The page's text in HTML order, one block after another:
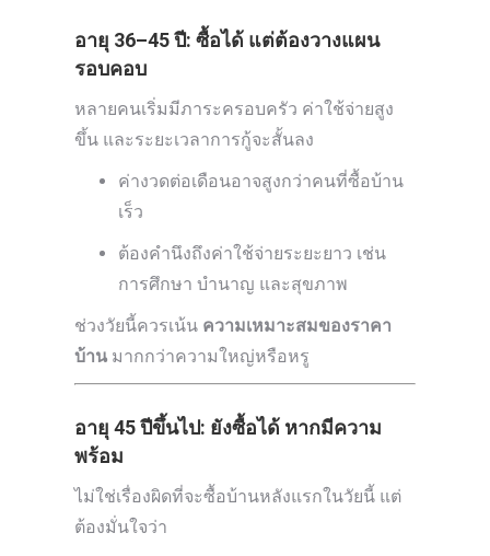
อายุ 36–45 ปี: ซื้อได้ แต่ต้องวางแผน
รอบคอบ
หลายคนเริ่มมีภาระครอบครัว ค่าใช้จ่ายสูง
ขึ้น และระยะเวลาการกู้จะสั้นลง
ค่างวดต่อเดือนอาจสูงกว่าคนที่ซื้อบ้าน
เร็ว
ต้องคำนึงถึงค่าใช้จ่ายระยะยาว เช่น
การศึกษา บำนาญ และสุขภาพ
ช่วงวัยนี้ควรเน้น ความเหมาะสมของราคา
บ้าน มากกว่าความใหญ่หรือหรู
อายุ 45 ปีขึ้นไป: ยังซื้อได้ หากมีความ
พร้อม
ไม่ใช่เรื่องผิดที่จะซื้อบ้านหลังแรกในวัยนี้ แต่
ต้องมั่นใจว่า